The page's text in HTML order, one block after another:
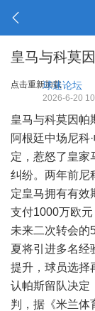
皇马与科莫
点击重新加载球迷论坛
2026-6-20
皇马与科莫因帕
阿根廷中场尼科
定，惹怒了皇家
纠纷。两年前尼
定皇马拥有有效
支付1000万欧
未来二次转会的
夏将引进多名经
提升，球员选择
认帕斯留队决定
判，据《米兰体